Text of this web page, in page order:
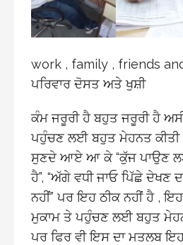
work , family , friends
ਪਰਿਵਾਰ ਦੋਸਤ ਅਤੇ ਖੁਸ਼ੀ
ਕੰਮ ਜਰੂਰੀ ਹੈ ਬਹੁਤ ਜਰੂਰੀ ਹੈ
ਪਹੁੰਚਣ ਲਈ ਬਹੁਤ ਮੇਹਨਤ
ਸੁਣਦੇ ਆਏ ਆ ਕੇ “ਕੁੱਜ ਪਾਉਣ
ਹੈ”, “ਅੱਗੇ ਵਧੀ ਜਾਓ ਪਿੱਛੇ ਦੇਖਣ
ਨਹੀਂ” ਪਰ ਇਹ ਠੀਕ ਨਹੀਂ ਹੈ ,
ਮੁਕਾਮ ਤੇ ਪਹੁੰਚਣ ਲਈ ਬਹੁਤ
ਪਰ ਫਿਰ ਵੀ ਇਸ ਦਾ ਮਤਲਬ